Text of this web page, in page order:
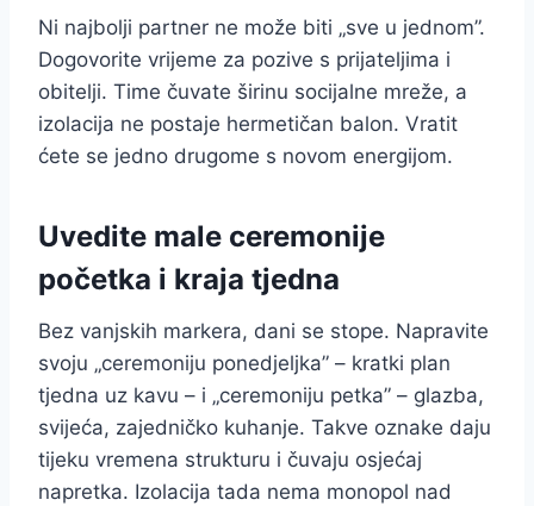
Ni najbolji partner ne može biti „sve u jednom”.
Dogovorite vrijeme za pozive s prijateljima i
obitelji. Time čuvate širinu socijalne mreže, a
izolacija ne postaje hermetičan balon. Vratit
ćete se jedno drugome s novom energijom.
Uvedite male ceremonije
početka i kraja tjedna
Bez vanjskih markera, dani se stope. Napravite
svoju „ceremoniju ponedjeljka” – kratki plan
tjedna uz kavu – i „ceremoniju petka” – glazba,
svijeća, zajedničko kuhanje. Takve oznake daju
tijeku vremena strukturu i čuvaju osjećaj
napretka. Izolacija tada nema monopol nad